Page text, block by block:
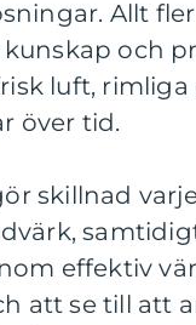
Allt
och
luft,
över tid.
skillnad
effektiv
att se till att